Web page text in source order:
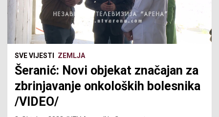
SVE VIJESTI ZEMLJA
Šeranić: Novi objekat značajan za
zbrinjavanje onkoloških bolesnika
/VIDEO/